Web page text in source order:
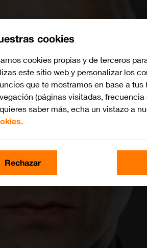
cookies
cookies propias y de terceros
este sitio web y personalizar los
que te mostramos en base a tus
(páginas visitadas,
saber más, echa un vistazo a
Rechazar